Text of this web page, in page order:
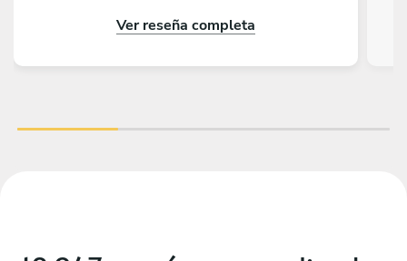
gustado tener más días en Buenos Aires para
Ver reseña completa